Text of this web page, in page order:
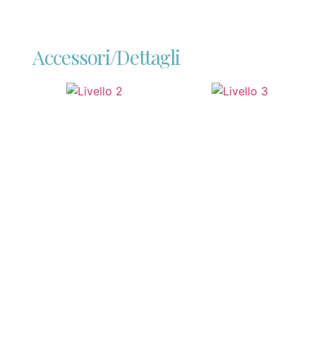
Accessori/Dettagli